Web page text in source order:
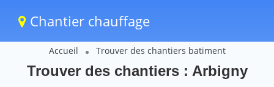
Chantier chauffage
Accueil Trouver des chantiers batiment
Trouver des chantiers : Arbigny